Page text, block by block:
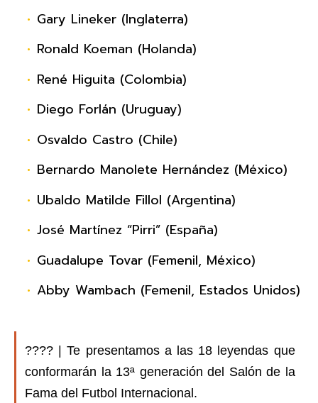
Gary Lineker (Inglaterra)
Ronald Koeman (Holanda)
René Higuita (Colombia)
Diego Forlán (Uruguay)
Osvaldo Castro (Chile)
Bernardo Manolete Hernández (México)
Ubaldo Matilde Fillol (Argentina)
José Martínez “Pirri” (España)
Guadalupe Tovar (Femenil, México)
Abby Wambach (Femenil, Estados Unidos)
???? | Te presentamos a las 18 leyendas que
conformarán la 13ª generación del Salón de la
Fama del Futbol Internacional.